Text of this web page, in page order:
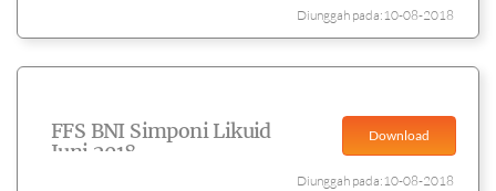
Diunggah pada:10-08-2018
FFS BNI Simponi Likuid
Juni 2018
Download
Diunggah pada:10-08-2018